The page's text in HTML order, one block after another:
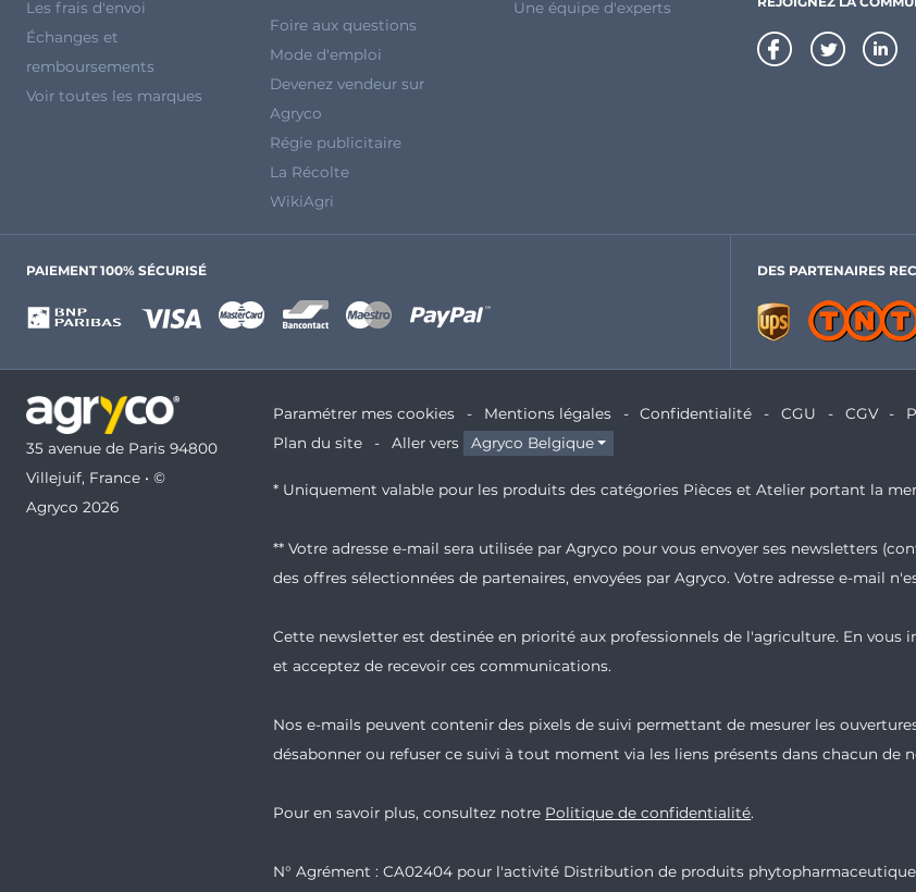
Les frais d'envoi
Échanges et
remboursements
Voir toutes les marques
Foire aux questions
Mode d'emploi
Devenez vendeur sur
Agryco
Régie publicitaire
La Récolte
WikiAgri
Une équipe d'experts
PAIEMENT 100% SÉCURISÉ DES PARTENAIRES
35 avenue de Paris 94800
Villejuif, France • ©
Agryco 2026
Paramétrer mes cookies Mentions légales Confidentialité CGU CGV
Plan du site
Aller vers Agryco Belgique
* Uniquement valable pour les produits des catégories Pièces et Atelier portant la
** Votre adresse e-mail sera utilisée par Agryco pour vous envoyer ses newsletters
des offres sélectionnées de partenaires, envoyées par Agryco. Votre adresse e-mail
Cette newsletter est destinée en priorité aux professionnels de l'agriculture. En
et acceptez de recevoir ces communications.
Nos e-mails peuvent contenir des pixels de suivi permettant de mesurer les
désabonner ou refuser ce suivi à tout moment via les liens présents dans chacun de
Pour en savoir plus, consultez notre Politique de confidentialité.
N° Agrément : CA02404 pour l'activité Distribution de produits